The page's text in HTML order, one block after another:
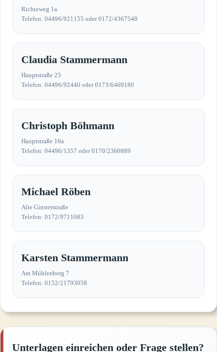
Richteweg 1a
Telefon: 04496/921155 oder 0172/4367548
Claudia Stammermann
Hauptstraße 25
Telefon: 04496/92440 oder 0173/6469180
Christoph Böhmann
Hauptstraße 16a
Telefon: 04496/1357 oder 0170/2360889
Michael Röben
Alte Ginsterstraße
Telefon: 0172/9711083
Karsten Stammermann
Am Mühlenberg 7
Telefon: 0152/21793058
Unterlagen einreichen oder Frage stellen?